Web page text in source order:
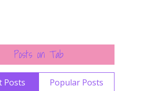
Posts on Tab
Posts
Popular Posts